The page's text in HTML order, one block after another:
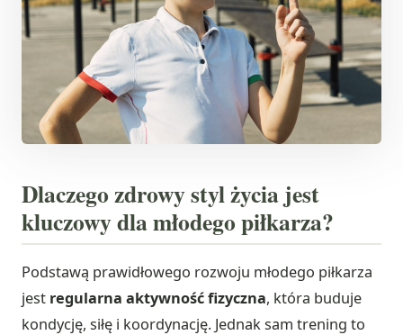
Dlaczego zdrowy styl życia jest
kluczowy dla młodego piłkarza?
Podstawą prawidłowego rozwoju młodego piłkarza
jest regularna aktywność fizyczna, która buduje
kondycję, siłę i koordynację. Jednak sam trening to